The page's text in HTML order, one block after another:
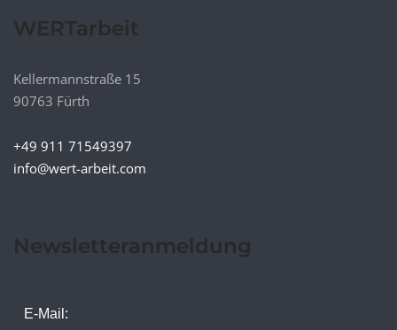
WERTarbeit
Kellermannstraße 15
90763 Fürth
+49 911 71549397
info@wert-arbeit.com
Newsletteranmeldung